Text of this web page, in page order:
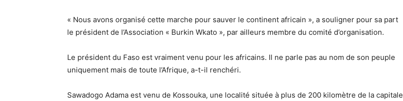
« Nous avons organisé cette marche pour sauver le continent africain », a souligner pour sa part
le président de l’Association « Burkin Wkato », par ailleurs membre du comité d’organisation.
Le président du Faso est vraiment venu pour les africains. Il ne parle pas au nom de son peuple
uniquement mais de toute l’Afrique, a-t-il renchéri.
Sawadogo Adama est venu de Kossouka, une localité située à plus de 200 kilomètre de la capitale